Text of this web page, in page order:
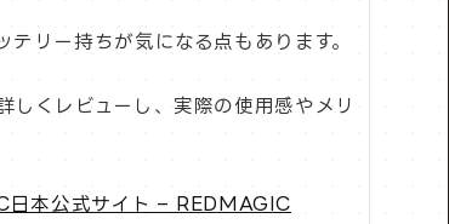
リー持ちが気になる点もあります。
しくレビューし、実際の使用感やメリ
本公式サイト – REDMAGIC